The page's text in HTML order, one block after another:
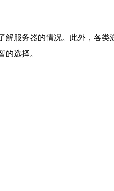
解服务器的情况。此外，各类
的选择。